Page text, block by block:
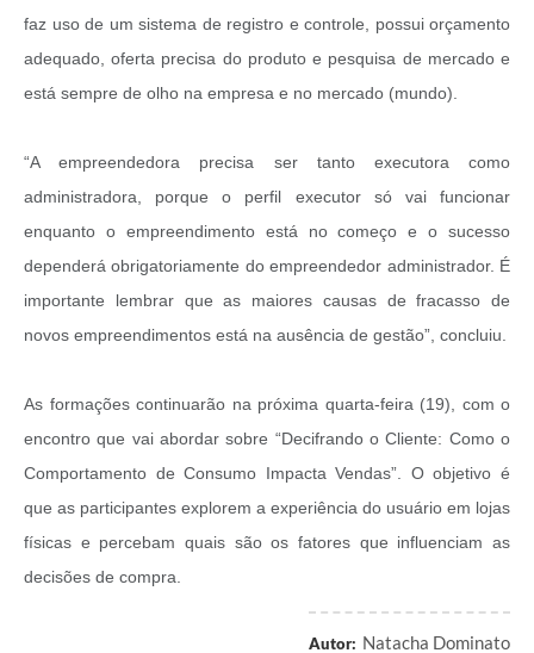
faz uso de um sistema de registro e controle, possui orçamento
adequado, oferta precisa do produto e pesquisa de mercado e
está sempre de olho na empresa e no mercado (mundo).
“A empreendedora precisa ser tanto executora como
administradora, porque o perfil executor só vai funcionar
enquanto o empreendimento está no começo e o sucesso
dependerá obrigatoriamente do empreendedor administrador. É
importante lembrar que as maiores causas de fracasso de
novos empreendimentos está na ausência de gestão”, concluiu.
As formações continuarão na próxima quarta-feira (19), com o
encontro que vai abordar sobre “Decifrando o Cliente: Como o
Comportamento de Consumo Impacta Vendas”. O objetivo é
que as participantes explorem a experiência do usuário em lojas
físicas e percebam quais são os fatores que influenciam as
decisões de compra.
Autor: Natacha Dominato